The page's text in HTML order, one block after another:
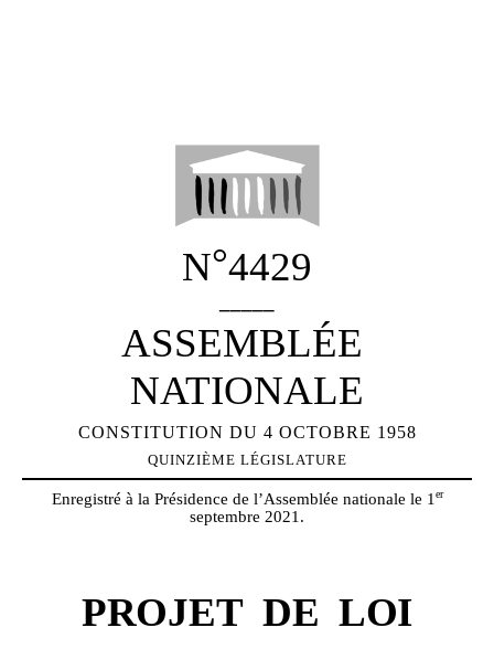
N°4429
ASSEMBLÉE
NATIONALE
CONSTITUTION DU 4 OCTOBRE 1958
QUINZIÈME LÉGISLATURE
Enregistré à la Présidence de l’Assemblée nationale le 1 er
septembre 2021.
PROJET DE LOI